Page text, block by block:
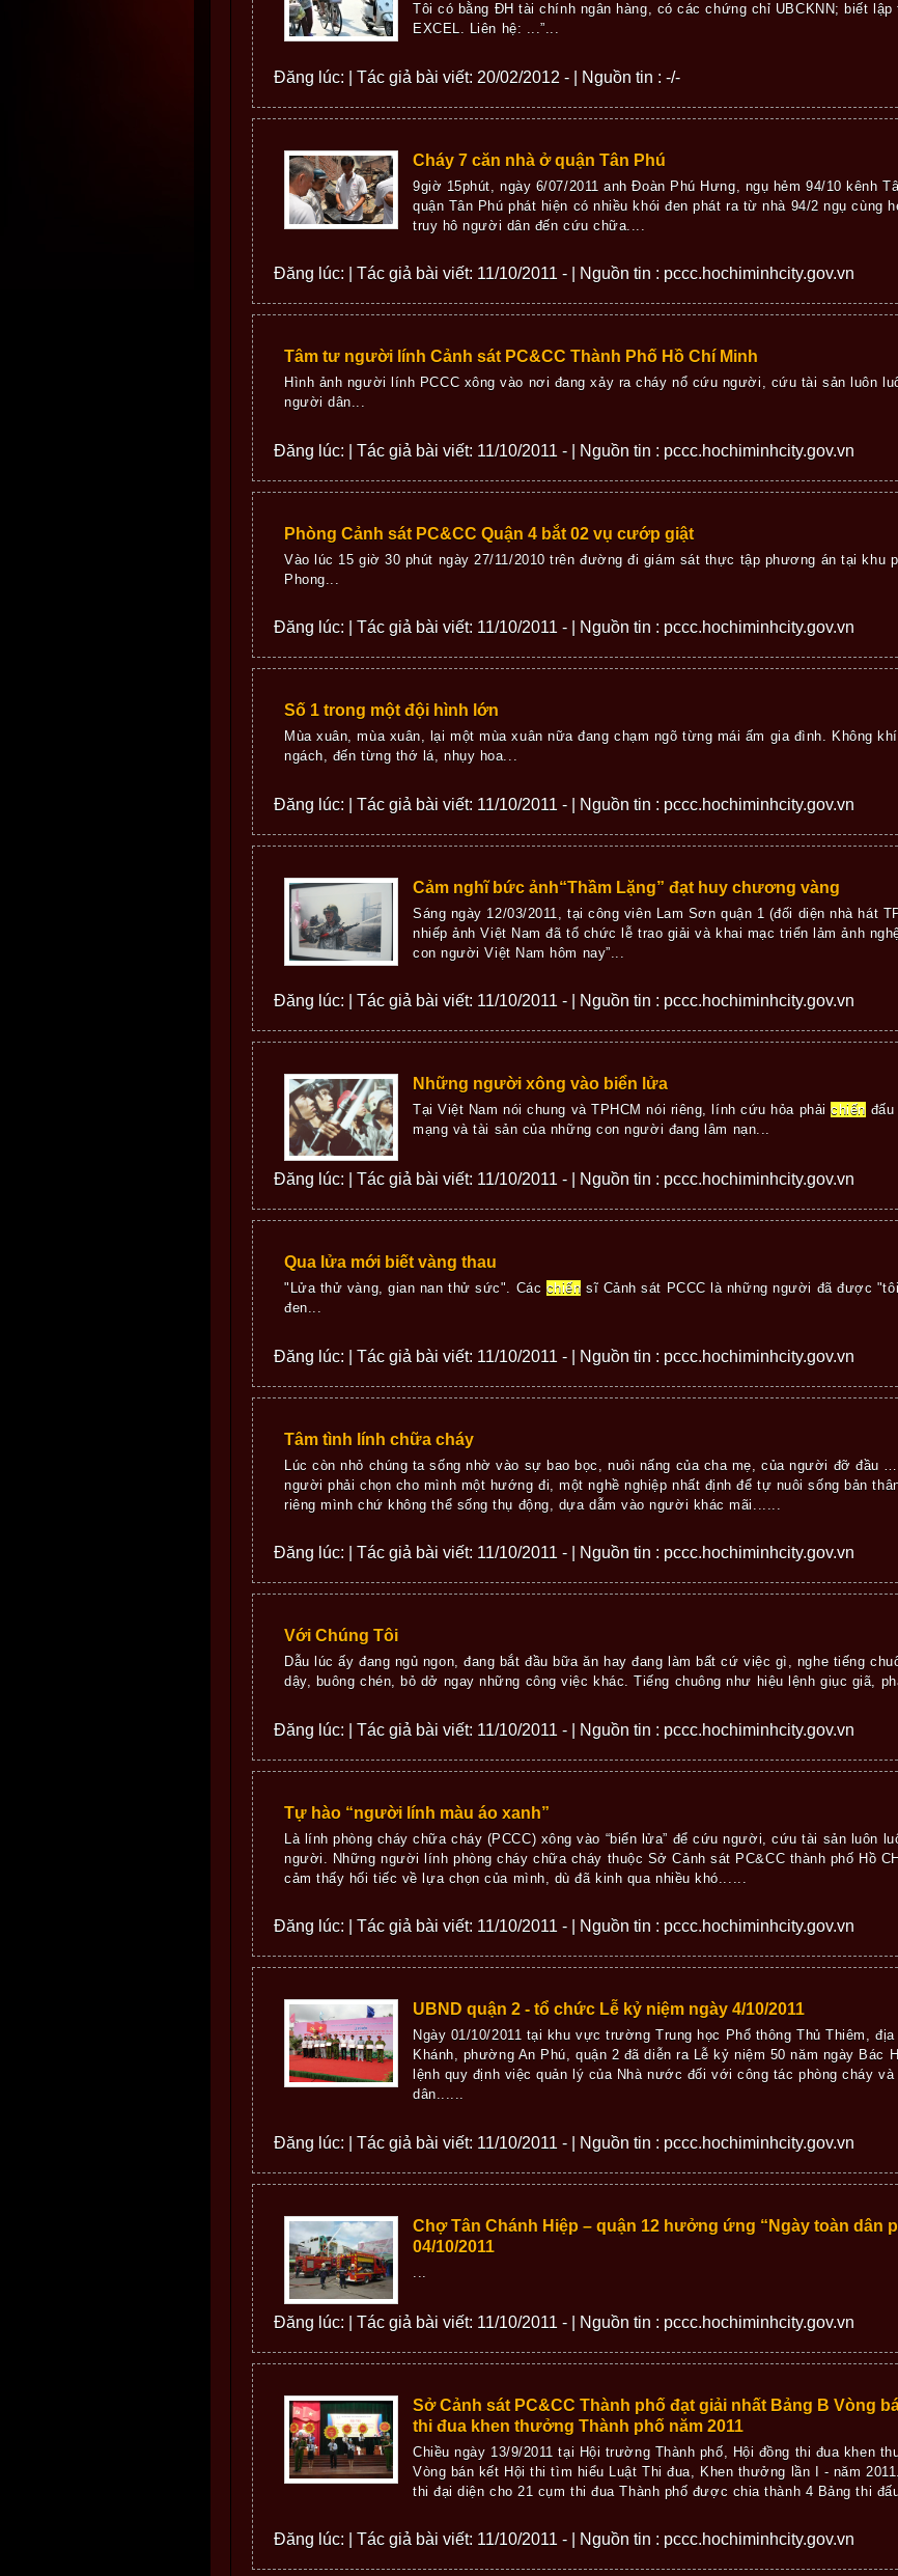
Tôi có bằng ĐH tài chính ngân hàng, có các chứng chỉ UBCKNN; biết
EXCEL. Liên hệ: ...”...
Đăng lúc: | Tác giả bài viết: 20/02/2012 - | Nguồn tin : -/-
Cháy 7 căn nhà ở quận Tân Phú
9giờ 15phút, ngày 6/07/2011 anh Đoàn Phú Hưng, ngụ hẻm 94/10 kênh
quận Tân Phú phát hiện có nhiều khói đen phát ra từ nhà 94/2 ngụ cùng
truy hô người dân đến cứu chữa....
Đăng lúc: | Tác giả bài viết: 11/10/2011 - | Nguồn tin : pccc.hochiminhcity.gov.vn
Tâm tư người lính Cảnh sát PC&CC Thành Phố Hồ Chí Minh
Hình ảnh người lính PCCC xông vào nơi đang xảy ra cháy nổ cứu người, cứu tài sản luôn
người dân...
Đăng lúc: | Tác giả bài viết: 11/10/2011 - | Nguồn tin : pccc.hochiminhcity.gov.vn
Phòng Cảnh sát PC&CC Quận 4 bắt 02 vụ cướp giật
Vào lúc 15 giờ 30 phút ngày 27/11/2010 trên đường đi giám sát thực tập phương án tại khu
Phong...
Đăng lúc: | Tác giả bài viết: 11/10/2011 - | Nguồn tin : pccc.hochiminhcity.gov.vn
Số 1 trong một đội hình lớn
Mùa xuân, mùa xuân, lại một mùa xuân nữa đang chạm ngõ từng mái ấm gia đình. Không
ngách, đến từng thớ lá, nhụy hoa...
Đăng lúc: | Tác giả bài viết: 11/10/2011 - | Nguồn tin : pccc.hochiminhcity.gov.vn
Cảm nghĩ bức ảnh“Thầm Lặng” đạt huy chương vàng
Sáng ngày 12/03/2011, tại công viên Lam Sơn quận 1 (đối diện nhà hát
nhiếp ảnh Việt Nam đã tổ chức lễ trao giải và khai mạc triển lảm ảnh
con người Việt Nam hôm nay”...
Đăng lúc: | Tác giả bài viết: 11/10/2011 - | Nguồn tin : pccc.hochiminhcity.gov.vn
Những người xông vào biển lửa
Tại Việt Nam nói chung và TPHCM nói riêng, lính cứu hỏa phảichiến
mạng và tài sản của những con người đang lâm nạn...
Đăng lúc: | Tác giả bài viết: 11/10/2011 - | Nguồn tin : pccc.hochiminhcity.gov.vn
Qua lửa mới biết vàng thau
"Lửa thử vàng, gian nan thử sức". Các chiến sĩ Cảnh sát PCCC là những người đã được
đen...
Đăng lúc: | Tác giả bài viết: 11/10/2011 - | Nguồn tin : pccc.hochiminhcity.gov.vn
Tâm tình lính chữa cháy
Lúc còn nhỏ chúng ta sống nhờ vào sự bao bọc, nuôi nấng của cha mẹ, của người đỡ đầu
người phải chọn cho mình một hướng đi, một nghề nghiệp nhất định để tự nuôi sống bản
riêng mình chứ không thể sống thụ động, dựa dẫm vào người khác mãi......
Đăng lúc: | Tác giả bài viết: 11/10/2011 - | Nguồn tin : pccc.hochiminhcity.gov.vn
Với Chúng Tôi
Dẫu lúc ấy đang ngủ ngon, đang bắt đầu bữa ăn hay đang làm bất cứ việc gì, nghe tiếng
dậy, buông chén, bỏ dở ngay những công việc khác. Tiếng chuông như hiệu lệnh giục giã,
Đăng lúc: | Tác giả bài viết: 11/10/2011 - | Nguồn tin : pccc.hochiminhcity.gov.vn
Tự hào “người lính màu áo xanh”
Là lính phòng cháy chữa cháy (PCCC) xông vào “biển lửa” để cứu người, cứu tài sản luôn
người. Những người lính phòng cháy chữa cháy thuộc Sở Cảnh sát PC&CC thành phố Hồ
cảm thấy hối tiếc về lựa chọn của mình, dù đã kinh qua nhiều khó......
Đăng lúc: | Tác giả bài viết: 11/10/2011 - | Nguồn tin : pccc.hochiminhcity.gov.vn
UBND quận 2 - tổ chức Lễ kỷ niệm ngày 4/10/2011
Ngày 01/10/2011 tại khu vực trường Trung học Phổ thông Thủ Thiêm,
Khánh, phường An Phú, quận 2 đã diễn ra Lễ kỷ niệm 50 năm ngày Bác
lệnh quy định việc quản lý của Nhà nước đối với công tác phòng cháy
dân......
Đăng lúc: | Tác giả bài viết: 11/10/2011 - | Nguồn tin : pccc.hochiminhcity.gov.vn
Chợ Tân Chánh Hiệp – quận 12 hưởng ứng “Ngày toàn dân
04/10/2011
Đăng lúc: | Tác giả bài viết: 11/10/2011 - | Nguồn tin : pccc.hochiminhcity.gov.vn
Sở Cảnh sát PC&CC Thành phố đạt giải nhất Bảng B Vòng
thi đua khen thưởng Thành phố năm 2011
Chiều ngày 13/9/2011 tại Hội trường Thành phố, Hội đồng thi đua khen
Vòng bán kết Hội thi tìm hiểu Luật Thi đua, Khen thưởng lần I - năm
thi đại diện cho 21 cụm thi đua Thành phố được chia thành 4 Bảng thi
Đăng lúc: | Tác giả bài viết: 11/10/2011 - | Nguồn tin : pccc.hochiminhcity.gov.vn